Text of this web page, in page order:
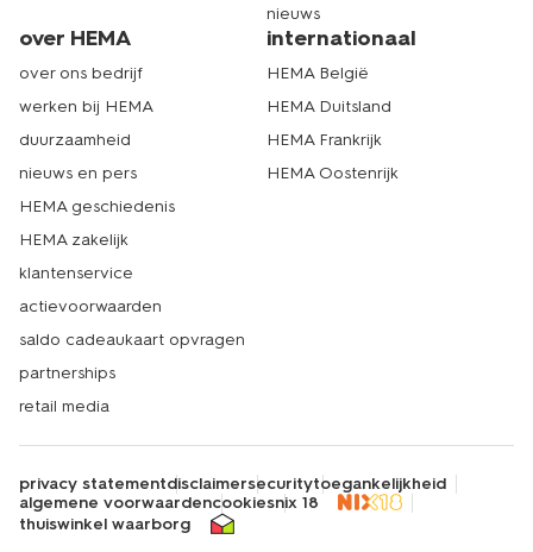
nieuws
over HEMA
over ons bedrijf
werken bij HEMA
duurzaamheid
nieuws en pers
HEMA geschiedenis
HEMA zakelijk
klantenservice
actievoorwaarden
saldo cadeaukaart opvragen
partnerships
retail media
internationaal
HEMA België
HEMA Duitsland
HEMA Frankrijk
HEMA Oostenrijk
privacy statementdisclaimersecuritytoegankelijkheid
algemene voorwaardencookiesnix 18
thuiswinkel waarborg